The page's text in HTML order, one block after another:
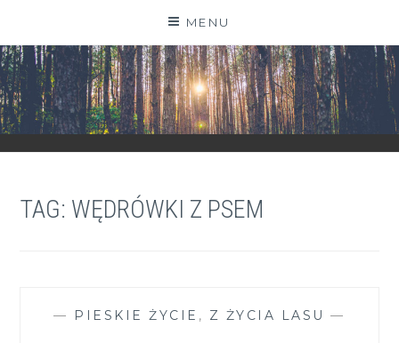
content
MENU
ZGRANESTADO.PL
FOTOGRAFICZNE ZAPISKI DNIA CODZIENNEGO
TAG: WĘDRÓWKI Z PSEM
— PIESKIE ŻYCIE , Z ŻYCIA LASU —